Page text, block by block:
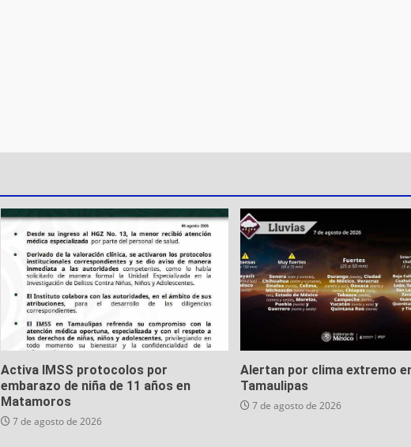
Activa IMSS protocolos por
embarazo de niña de 11 años en
Matamoros
7 de agosto de 2026
Alertan por clima extremo
Tamaulipas
7 de agosto de 2026